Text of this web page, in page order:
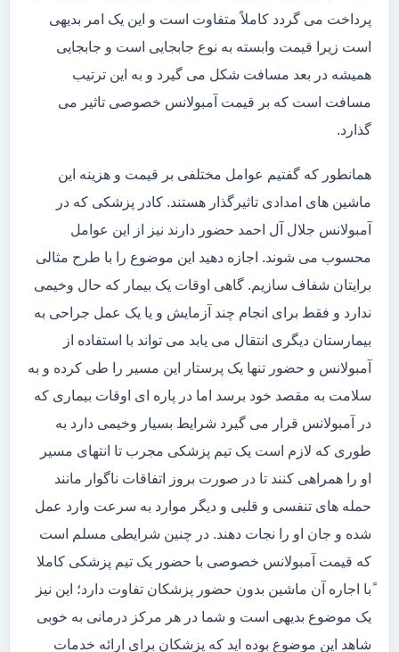
پرداخت می گردد کاملاً متفاوت است و این یک امر بدیهی
است زیرا قیمت وابسته به نوع جابجایی است و جابجایی
همیشه در بعد مسافت شکل می گیرد و به این ترتیب
مسافت است که بر قیمت آمبولانس خصوصی تاثیر می
گذارد.
همانطور که گفتیم عوامل مختلفی بر قیمت و هزینه این
ماشین های امدادی تاثیرگذار هستند. کادر پزشکی که در
آمبولانس جلال آل احمد حضور دارند نیز از این عوامل
محسوب می شوند. اجازه دهید این موضوع را با طرح مثالی
برایتان شفاف سازیم. گاهی اوقات یک بیمار که حال وخیمی
ندارد و فقط برای انجام چند آزمایش و یا یک عمل جراحی به
بیمارستان دیگری انتقال می یابد می تواند با استفاده از
آمبولانس و حضور تنها یک پرستار این مسیر را طی کرده و به
سلامت به مقصد خود برسد اما در پاره ای اوقات بیماری که
در آمبولانس قرار می گیرد شرایط بسیار وخیمی دارد به
طوری که لازم است یک تیم پزشکی مجرب تا انتهای مسیر
او را همراهی کنند تا در صورت بروز اتفاقات ناگوار مانند
حمله های تنفسی و قلبی و دیگر موارد به سرعت وارد عمل
شده و جان او را نجات دهند. در چنین شرایطی مسلم است
که قیمت آمبولانس خصوصی با حضور یک تیم پزشکی کاملا
ًبا اجاره آن ماشین بدون حضور پزشکان تفاوت دارد؛ این نیز
یک موضوع بدیهی است و شما در هر مرکز درمانی به خوبی
شاهد این موضوع بوده اید که پزشکان برای ارائه خدمات